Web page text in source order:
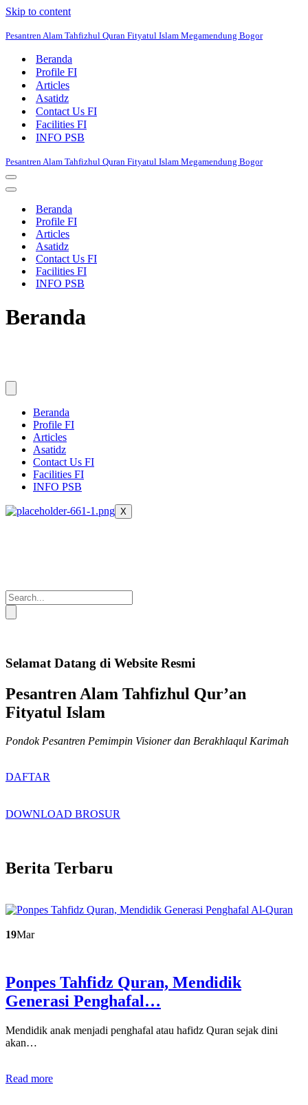
Skip to content
Pesantren Alam Tahfizhul Quran Fityatul Islam Megamendung Bogor
Beranda
Profile FI
Articles
Asatidz
Contact Us FI
Facilities FI
INFO PSB
Pesantren Alam Tahfizhul Quran Fityatul Islam Megamendung Bogor
Navigation
Menu
Navigation
Beranda
Profile FI
Articles
Asatidz
Contact Us FI
Facilities FI
INFO PSB
Beranda
Beranda
Profile FI
Articles
Asatidz
Contact Us FI
Facilities FI
INFO PSB
X
Selamat Datang di Website Resmi
Pesantren Alam Tahfizhul Qur’an
Fityatul Islam
Pondok Pesantren Pemimpin Visioner dan Berakhlaqul Karimah
DAFTAR
DOWNLOAD BROSUR
Berita Terbaru
19Mar
Ponpes Tahfidz Quran, Mendidik
Generasi Penghafal…
Mendidik anak menjadi penghafal atau hafidz Quran sejak dini
akan…
Read more